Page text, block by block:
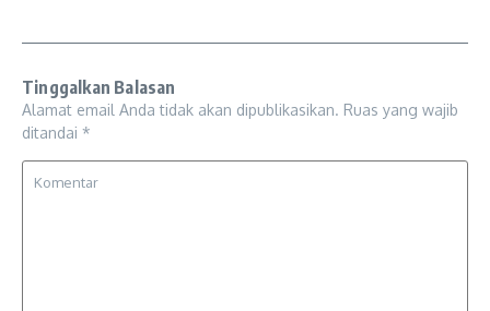
Tinggalkan Balasan
Alamat email Anda tidak akan dipublikasikan. Ruas yang wajib
ditandai *